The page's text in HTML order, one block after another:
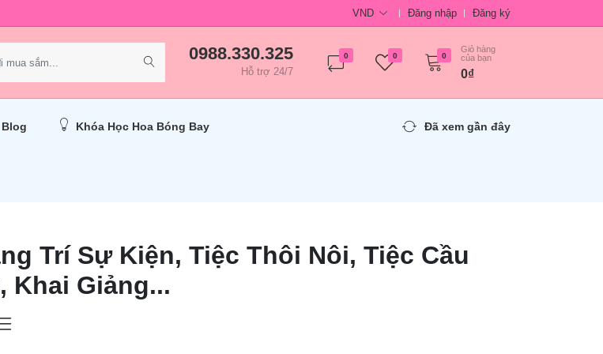
VND Đăng nhập Đăng ký
0988.330.325
Hỗ trợ 24/7
0 0 0
Giỏ hàng
của bạn
0₫
Blog Khóa Học Hoa Bóng Bay Đã xem gần đây
Trí Sự Kiện, Tiệc Thôi Nôi, Tiệc Cầu
Khai Giảng...